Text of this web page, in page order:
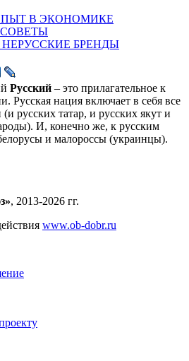
В ЭКОНОМИКЕ
БРЕНДЫ
Русский – это прилагательное к
Русская нация включает в себя все
русских татар, и русских якут и
И, конечно же, к русским
и малороссы (украинцы).
, 2013-2026 гг.
www.ob-dobr.ru